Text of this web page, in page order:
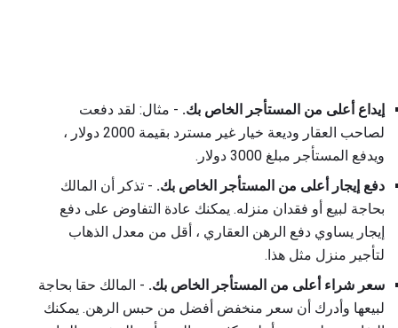
إيداع أعلى من المستأجر الخاص بك. - مثال: لقد دفعت
لصاحب العقار وديعة خيار غير مسترد بقيمة 2000 دولار ،
ويدفع المستأجر مبلغ 3000 دولار.
دفع إيجار أعلى من المستأجر الخاص بك. - تذكر أن المالك
بحاجة لبيع أو فقدان منزله. يمكنك عادة التفاوض على دفع
إيجار يساوي دفع الرهن العقاري ، أقل من معدل الذهاب
لتأجير منزل مثل هذا.
سعر شراء أعلى من المستأجر الخاص بك. - المالك حقا بحاجة
لبيعها وأدرك أن سعر منخفض أفضل من حبس الرهن. يمكنك